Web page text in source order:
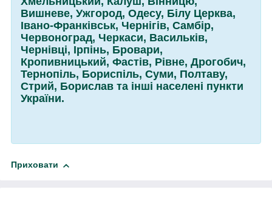
Вишневе, Ужгород, Одесу, Білу Церква,
Івано-Франківськ, Чернігів, Самбір,
Червоноград, Черкаси, Васильків,
Чернівці, Ірпінь, Бровари,
Кропивницький, Фастів, Рівне, Дрогобич,
Тернопіль, Бориспіль, Суми, Полтаву,
Стрий, Борислав та інші населені пункти
України.
Приховати